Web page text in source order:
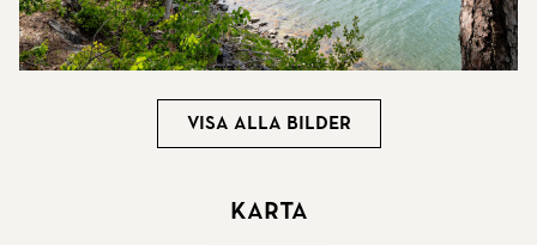
Visa alla bilder
Karta